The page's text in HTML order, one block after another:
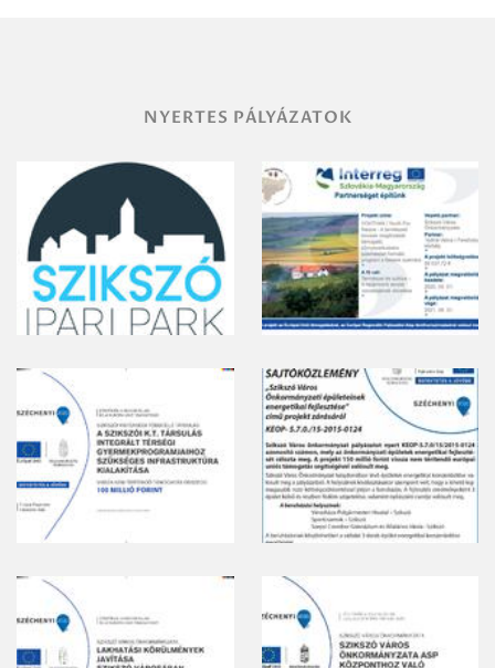
NYERTES PÁLYÁZATOK